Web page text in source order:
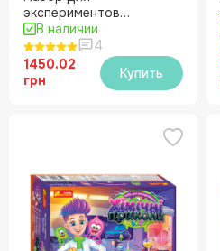
экспериментов
«Взрывные опыты»
В наличии
4
1450.02
грн
Купить